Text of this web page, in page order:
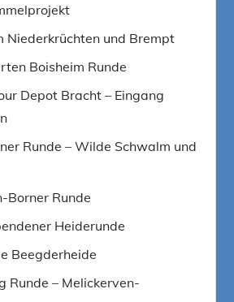
Niederkrüchten und Brempt
Boisheim Runde
Depot Bracht – Eingang
Runde – Wilde Schwalm und
Borner Runde
Heiderunde
Beegderheide
Runde – Melickerven-